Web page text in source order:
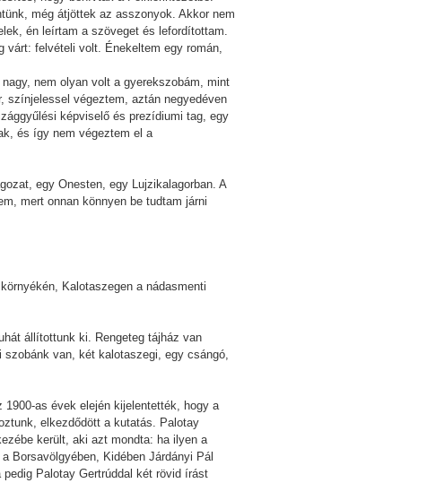
még átjöttek az asszonyok. Akkor nem
én leírtam a szöveget és lefordítottam.
várt: felvételi volt. Énekeltem egy román,
nem olyan volt a gyerekszobám, mint
színjelessel végeztem, aztán negyedéven
képviselő és prezídiumi tag, egy
és így nem végeztem el a
egy Onesten, egy Lujzikalagorban. A
mert onnan könnyen be tudtam járni
Kalotaszegen a nádasmenti
állítottunk ki. Rengeteg tájház van
van, két kalotaszegi, egy csángó,
as évek elején kijelentették, hogy a
elkezdődött a kutatás. Palotay
került, aki azt mondta: ha ilyen a
Borsavölgyében, Kidében Járdányi Pál
Palotay Gertrúddal két rövid írást